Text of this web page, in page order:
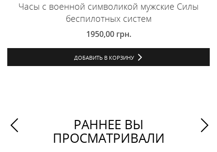
Часы с военной символикой мужские Силы
беспилотных систем
1950,00 грн.
ДОБАВИТЬ В КОРЗИНУ
РАННЕЕ ВЫ
ПРОСМАТРИВАЛИ